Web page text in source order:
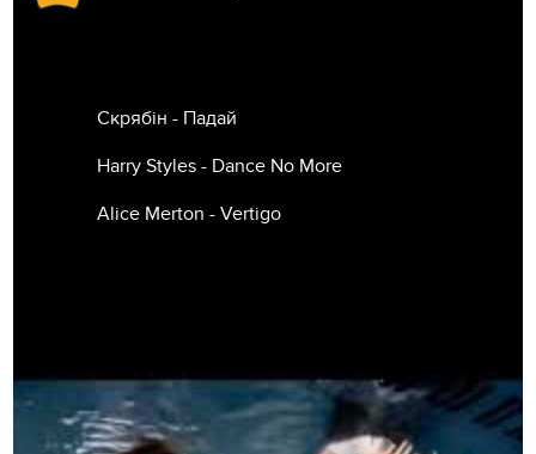
Скрябін - Падай
Harry Styles - Dance No More
Alice Merton - Vertigo